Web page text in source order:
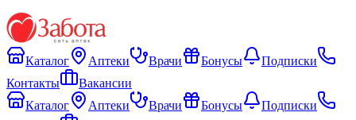
Каталог Аптеки Врачи Бонусы
Подписки
Контакты
Вакансии
Каталог
Аптеки Врачи Бонусы
Подписки